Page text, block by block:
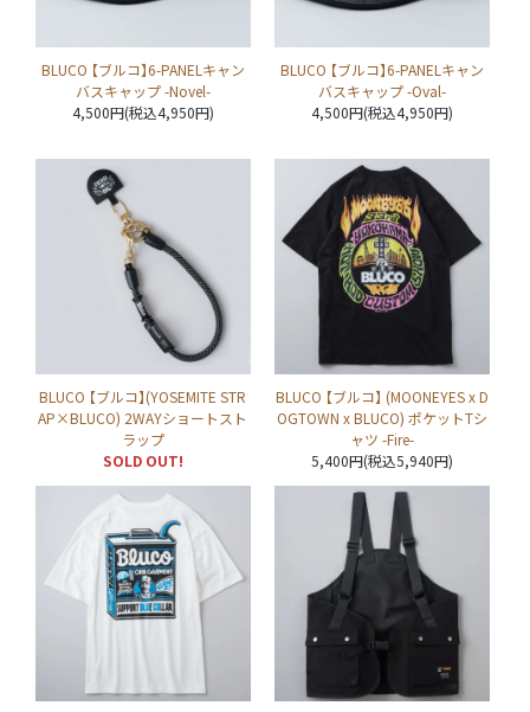
BLUCO 【ブルコ】6-PANELキャン
バスキャップ -Novel-
4,500円(税込4,950円)
BLUCO 【ブルコ】6-PANELキャン
バスキャップ -Oval-
4,500円(税込4,950円)
BLUCO 【ブルコ】(YOSEMITE STR
AP×BLUCO) 2WAYショートスト
ラップ
SOLD OUT!
BLUCO 【ブルコ】 (MOONEYES x D
OGTOWN x BLUCO) ポケットTシ
ャツ -Fire-
5,400円(税込5,940円)